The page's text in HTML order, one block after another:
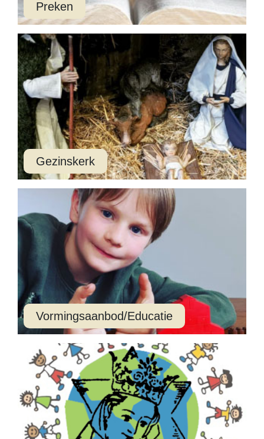
Preken
Preken
Gezinskerk
Vormingsaanbod/Educatie